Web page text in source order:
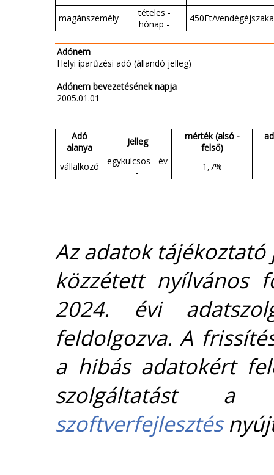
magánszemély
tételes -
hónap -
450Ft/vendégéjszaka
Adónem
Helyi iparűzési adó (állandó jelleg)
Adónem bevezetésének napja
2005.01.01
Adó
alanya
Jelleg
mérték (alsó -
felső)
vállalkozó
egykulcsos - év
-
1,7%
Az adatok
közzétett nyílvános
2024. évi
feldolgozva. A
a hibás adatokért
szolgáltatást
szoftverfejlesztés